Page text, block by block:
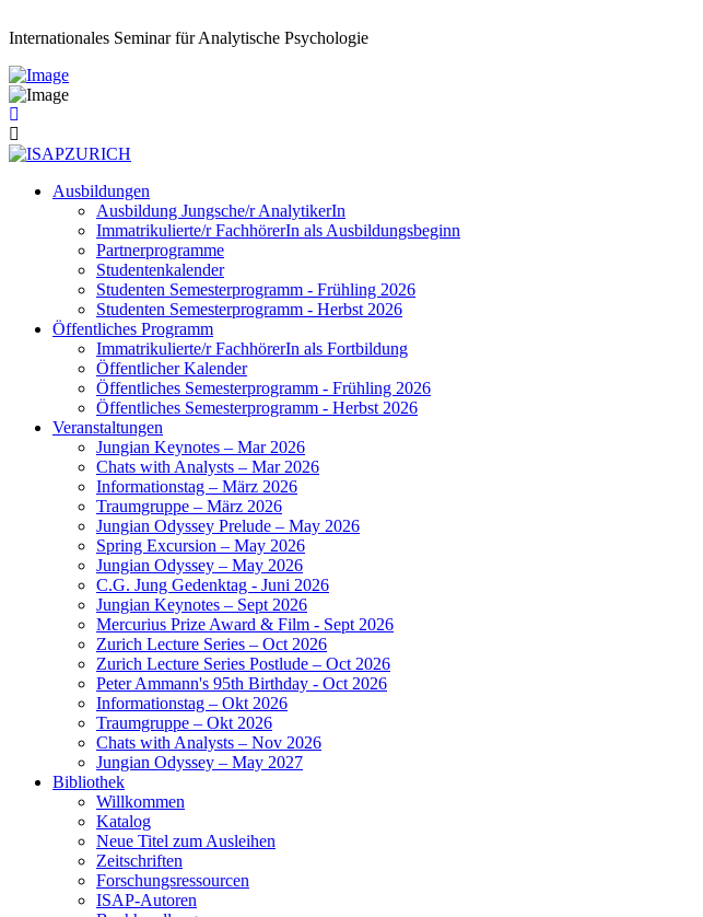
Internationales Seminar für Analytische Psychologie
Ausbildungen
Ausbildung Jungsche/r AnalytikerIn
Immatrikulierte/r FachhörerIn als Ausbildungsbeginn
Partnerprogramme
Studentenkalender
Studenten Semesterprogramm - Frühling 2026
Studenten Semesterprogramm - Herbst 2026
Öffentliches Programm
Immatrikulierte/r FachhörerIn als Fortbildung
Öffentlicher Kalender
Öffentliches Semesterprogramm - Frühling 2026
Öffentliches Semesterprogramm - Herbst 2026
Veranstaltungen
Jungian Keynotes – Mar 2026
Chats with Analysts – Mar 2026
Informationstag – März 2026
Traumgruppe – März 2026
Jungian Odyssey Prelude – May 2026
Spring Excursion – May 2026
Jungian Odyssey – May 2026
C.G. Jung Gedenktag - Juni 2026
Jungian Keynotes – Sept 2026
Mercurius Prize Award & Film - Sept 2026
Zurich Lecture Series – Oct 2026
Zurich Lecture Series Postlude – Oct 2026
Peter Ammann's 95th Birthday - Oct 2026
Informationstag – Okt 2026
Traumgruppe – Okt 2026
Chats with Analysts – Nov 2026
Jungian Odyssey – May 2027
Bibliothek
Willkommen
Katalog
Neue Titel zum Ausleihen
Zeitschriften
Forschungsressourcen
ISAP-Autoren